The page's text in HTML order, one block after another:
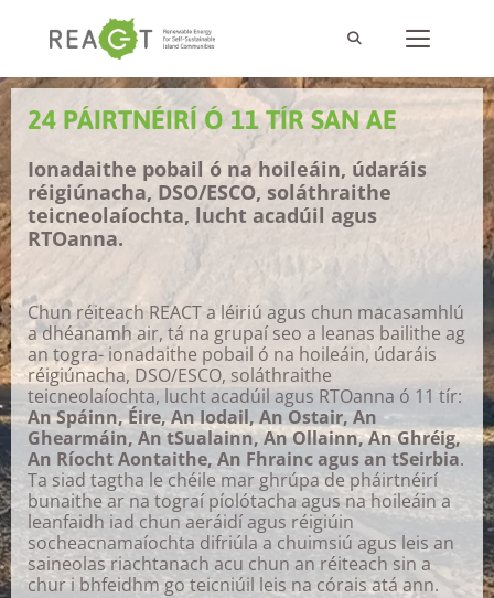
24 PÁIRTNÉIRÍ Ó 11 TÍR SAN AE
Ionadaithe pobail ó na hoileáin, údaráis
réigiúnacha, DSO/ESCO, soláthraithe
teicneolaíochta, lucht acadúil agus
RTOanna.
Chun réiteach REACT a léiriú agus chun macasamhlú
a dhéanamh air, tá na grupaí seo a leanas bailithe ag
an togra- ionadaithe pobail ó na hoileáin, údaráis
réigiúnacha, DSO/ESCO, soláthraithe
teicneolaíochta, lucht acadúil agus RTOanna ó 11 tír:
An Spáinn, Éire, An Iodail, An Ostair, An
Ghearmáin, An tSualainn, An Ollainn, An Ghréig,
An Ríocht Aontaithe, An Fhrainc agus an tSeirbia.
Ta siad tagtha le chéile mar ghrúpa de pháirtnéirí
bunaithe ar na tograí píolótacha agus na hoileáin a
leanfaidh iad chun aeráidí agus réigiúin
socheacnamaíochta difriúla a chuimsiú agus leis an
saineolas riachtanach acu chun an réiteach sin a
chur i bhfeidhm go teicniúil leis na córais atá ann.